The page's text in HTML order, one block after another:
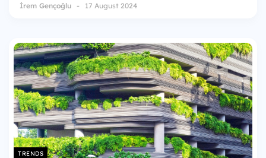
İrem Gençoğlu 17 August 2024
TRENDS